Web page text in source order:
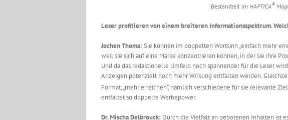
Bestandteil im HAPTICA®
Leser profitieren von einem breiteren Informationsspektrum.
Jochen Thoma: Sie können im doppelten Wortsinn „einfach mehr
weil sie sich auf eine Marke konzentrieren können, in der sie ihre
Und da das redaktionelle Umfeld noch spannender für die Leser
Anzeigen potenziell noch mehr Wirkung entfalten werden.
Format, „mehr erreichen“, nämlich verschiedene für sie relevante
entfaltet so doppelte Werbepower.
Dr. Mischa Delbrouck: Durch die Vielfalt an gebotenen Inhalten ist